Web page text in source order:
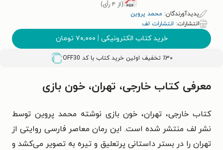
(از ۴ رأی)
پدیدآورندگان: محمد پروین
انتشارات: انتشارات لف
خرید کتاب الکترونیکی | ۷۰,۰۰۰ تومان
٪۳۰ تخفیف اولین خرید کتاب با کد OFF30
معرفی کتاب خارجی، تهران، خون بازی
کتاب خارجی، تهران، خون‌ بازی نوشته محمد پروین توسط
نشر لف منتشر شده است. این رمان معاصر فارسی روایتی از
تهران را در بستر داستانی پرتعلیق و تیره به تصویر می‌کشد و